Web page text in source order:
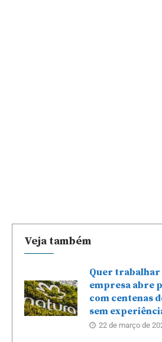
Veja também
Quer trabalhar
empresa abre
com centenas
sem
22 de março de